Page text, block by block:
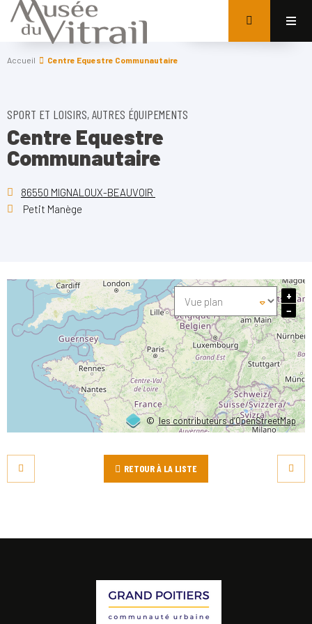
Accueil Centre Equestre Communautaire
SPORT ET LOISIRS, AUTRES ÉQUIPEMENTS
Centre Equestre
Communautaire
86550 MIGNALOUX-BEAUVOIR
Petit Manège
©les contributeurs d’OpenStreetMap
+
−
RETOUR À LA LISTE